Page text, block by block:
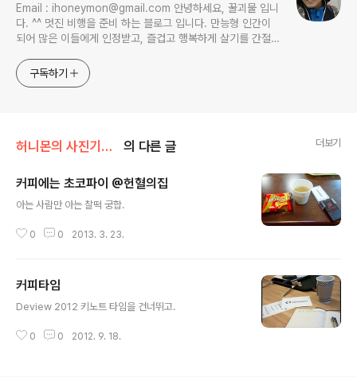
Email : ihoneymon@gmail.com 안녕하세요, 꿀괴물 입니
다. ^^ 멋진 비행을 준비 하는 블로그 입니다. 만능형 인간이
되어 많은 이들에게 인정받고, 즐겁고 행복하게 살기를 간절히
지켜봐주세요!! ^^
구독하기
허니몬의 사진기록/허니몬 일상의 기록 의 다른 글 더보기
커피에는 초코파이 @헌혈의집
아는 사람만 아는 찰떡 궁합.
0 0 2013. 3. 23.
커피타임
Deview 2012 키노트 타임을 건너뛰고.
0 0 2012. 9. 18.